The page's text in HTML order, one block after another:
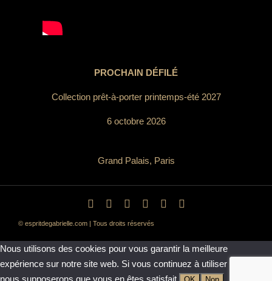
PROCHAIN DÉFILÉ
Collection prêt-à-porter printemps-été 2027
6 octobre 2026
Grand Palais, Paris
© espritdegabrielle.com | Tous droits réservés
Nous utilisons des cookies pour vous garantir la meilleure
expérience sur notre site web. Si vous continuez à utiliser ce site,
nous supposerons que vous en êtes satisfait.